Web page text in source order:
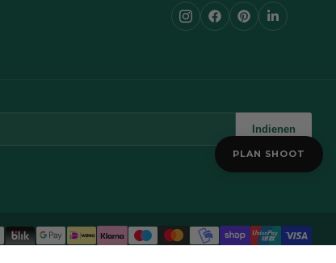
Indienen
PLAN SHOOT